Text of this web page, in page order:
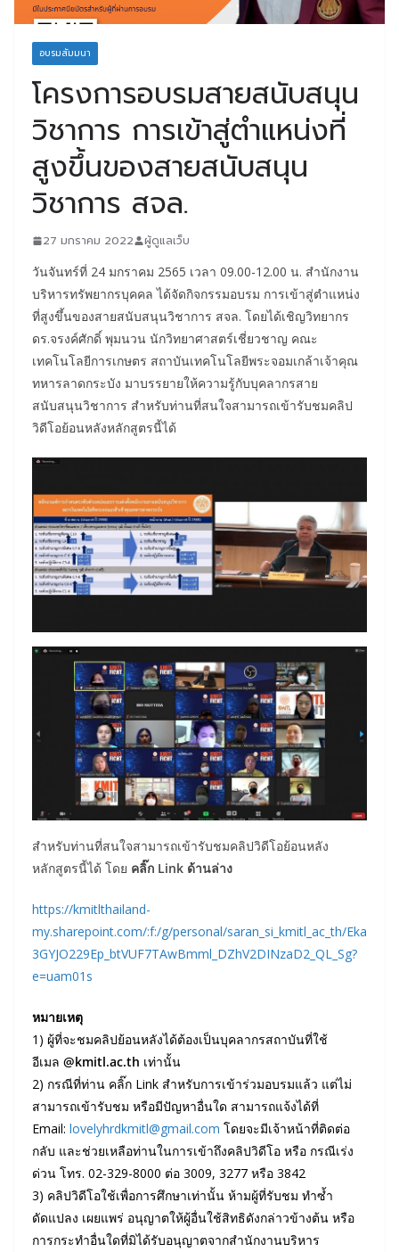
อบรมสัมมนา
โครงการอบรมสายสนับสนุน
วิชาการ การเข้าสู่ตำแหน่งที่
สูงขึ้นของสายสนับสนุน
วิชาการ สจล.
27 มกราคม 2022 ผู้ดูแลเว็บ
วันจันทร์ที่ 24 มกราคม 2565 เวลา 09.00-12.00 น. สำนักงาน
บริหารทรัพยากรบุคคล ได้จัดกิจกรรมอบรม การเข้าสู่ตำแหน่ง
ที่สูงขึ้นของสายสนับสนุนวิชาการ สจล. โดยได้เชิญวิทยากร
ดร.จรงค์ศักดิ์ พุมนวน นักวิทยาศาสตร์เชี่ยวชาญ คณะ
เทคโนโลยีการเกษตร สถาบันเทคโนโลยีพระจอมเกล้าเจ้าคุณ
ทหารลาดกระบัง มาบรรยายให้ความรู้กับบุคลากรสาย
สนับสนุนวิชาการ สำหรับท่านที่สนใจสามารถเข้ารับชมคลิป
วิดีโอย้อนหลังหลักสูตรนี้ได้
สำหรับท่านที่สนใจสามารถเข้ารับชมคลิปวิดีโอย้อนหลัง
หลักสูตรนี้ได้ โดย คลิ๊ก Link ด้านล่าง
https://kmitlthailand-
my.sharepoint.com/:f:/g/personal/saran_si_kmitl_ac_th/Eka
3GYJO229Ep_btVUF7TAwBmml_DZhV2DINzaD2_QL_Sg?
e=uam01s
หมายเหตุ
1) ผู้ที่จะชมคลิปย้อนหลังได้ต้องเป็นบุคลากรสถาบันที่ใช้
อีเมล @kmitl.ac.th เท่านั้น
2) กรณีที่ท่าน คลิ๊ก Link สำหรับการเข้าร่วมอบรมแล้ว แต่ไม่
สามารถเข้ารับชม หรือมีปัญหาอื่นใด สามารถแจ้งได้ที่
Email: lovelyhrdkmitl@gmail.com โดยจะมีเจ้าหน้าที่ติดต่อ
กลับ และช่วยเหลือท่านในการเข้าถึงคลิปวิดีโอ หรือ กรณีเร่ง
ด่วน โทร. 02-329-8000 ต่อ 3009, 3277 หรือ 3842
3) คลิปวิดีโอใช้เพื่อการศึกษาเท่านั้น ห้ามผู้ที่รับชม ทำซ้ำ
ดัดแปลง เผยแพร่ อนุญาตให้ผู้อื่นใช้สิทธิดังกล่าวข้างต้น หรือ
การกระทำอื่นใดที่มิได้รับอนุญาตจากสำนักงานบริหาร